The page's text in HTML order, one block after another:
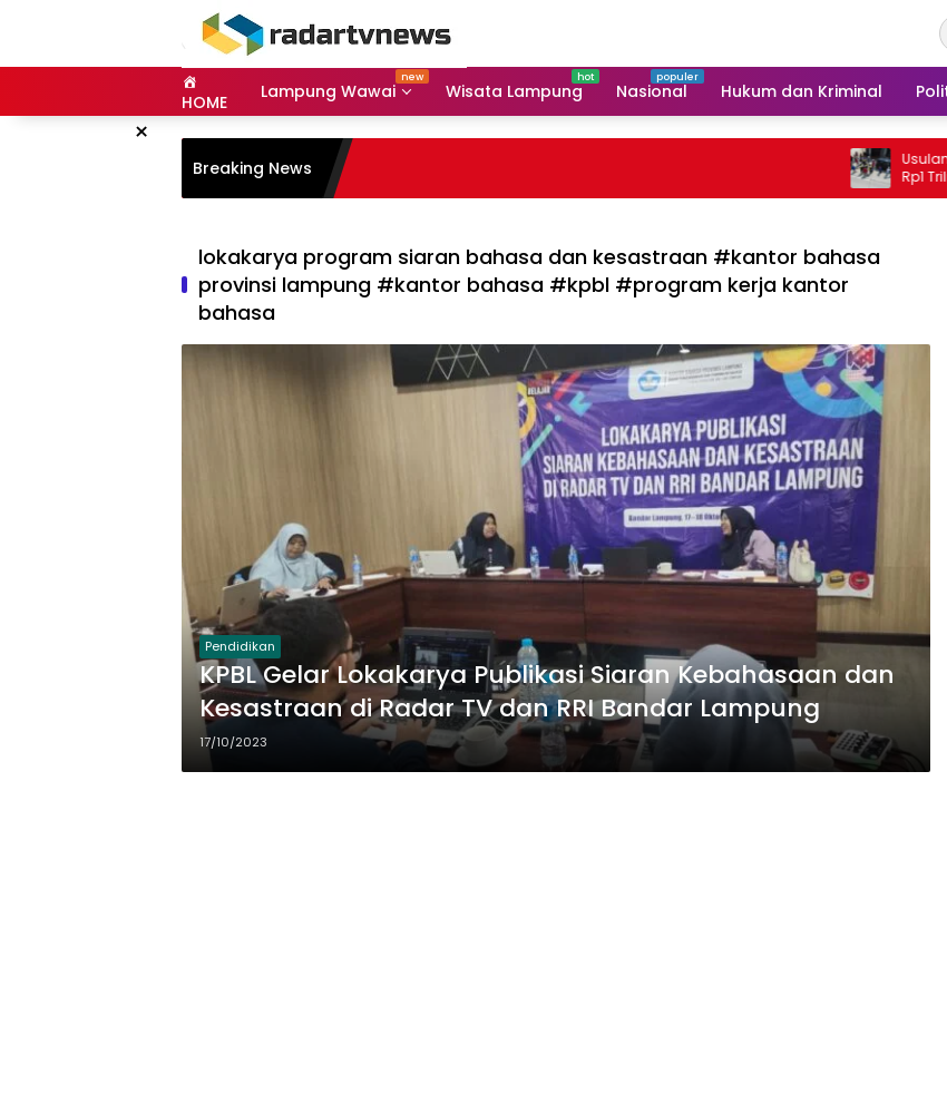
HOME Lampung Wawai Wisata Lampung Nasional Hukum dan Kriminal
×
Breaking News
Usulan
Rp1 Triliun
lokakarya program siaran bahasa dan kesastraan #kantor bahasa
provinsi lampung #kantor bahasa #kpbl #program kerja kantor
bahasa
Pendidikan
KPBL Gelar Lokakarya Publikasi Siaran Kebahasaan dan
Kesastraan di Radar TV dan RRI Bandar Lampung
17/10/2023